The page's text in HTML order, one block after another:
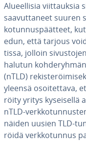
Alu­eel­li­sia viit­tauk­sia
saa­vut­ta­neet suuren
ko­tun­nus­päät­teet,
edun, että tarjous
tis­sa, jolloin
halutun
(nTLD)
yleensä osoi­tet­ta­va,
röi­ty yritys ky­sei­sel­lä
nTLD-
näiden uusien TLD-
röi­dä verk­ko­tun­nus